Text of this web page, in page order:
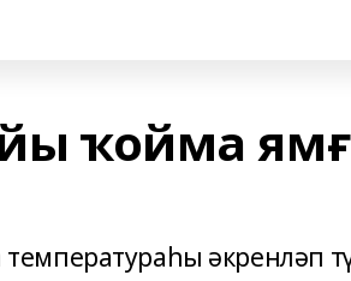
ҡойма
температураһы әкренләп